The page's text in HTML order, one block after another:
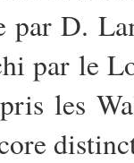
par D.
par le
les